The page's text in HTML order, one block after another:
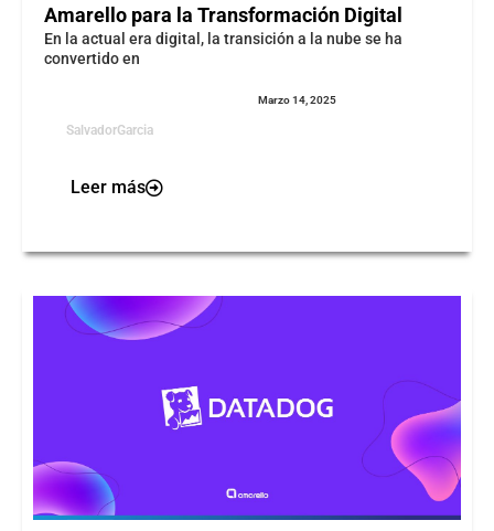
Amarello para la Transformación Digital
En la actual era digital, la transición a la nube se ha
convertido en
SalvadorGarcia
Marzo 14, 2025
Leer más